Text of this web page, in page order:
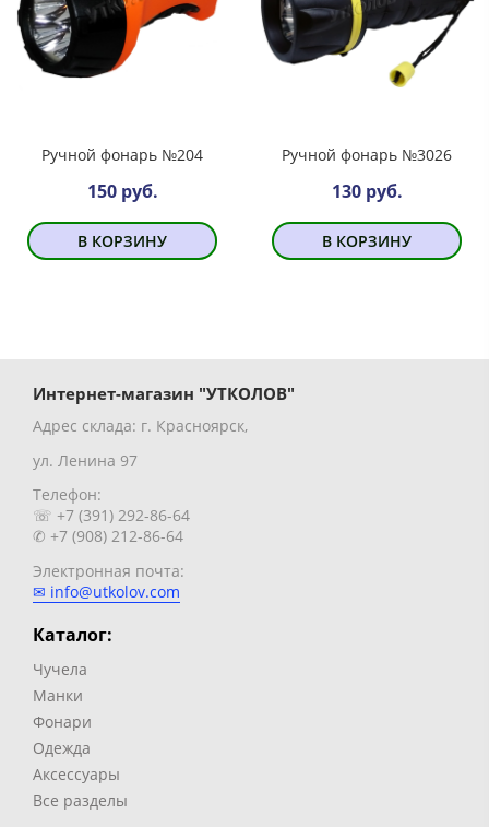
Ручной фонарь №204
150 руб.
В КОРЗИНУ
Ручной фонарь №3026
130 руб.
В КОРЗИНУ
Интернет-магазин "УТКОЛОВ"
Адрес склада: г. Красноярск,
ул. Ленина 97
Телефон:
☏ +7 (391) 292-86-64
✆ +7 (908) 212-86-64
Электронная почта:
✉ info@utkolov.com
Каталог:
Чучела
Манки
Фонари
Одежда
Аксессуары
Все разделы